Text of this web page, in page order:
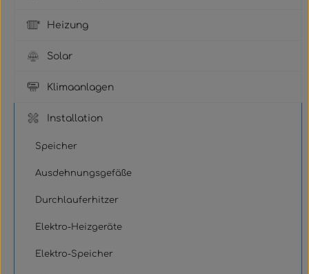
Heizung
Solar
Klimaanlagen
Installation
Speicher
Ausdehnungsgefäße
Durchlauferhitzer
Elektro-Heizgeräte
Elektro-Speicher